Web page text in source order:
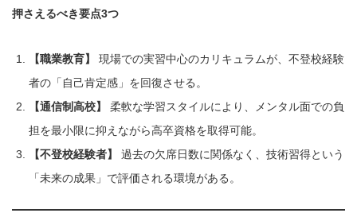
押さえるべき要点3つ
【職業教育】
現場での実習中心のカリキュラムが、不登校経験
者の「自己肯定感」を回復させる。
【通信制高校】
柔軟な学習スタイルにより、メンタル面での負
担を最小限に抑えながら高卒資格を取得可能。
【不登校経験者】
過去の欠席日数に関係なく、技術習得という
「未来の成果」で評価される環境がある。